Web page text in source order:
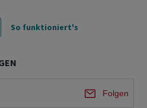
So funktioniert's
Folgen